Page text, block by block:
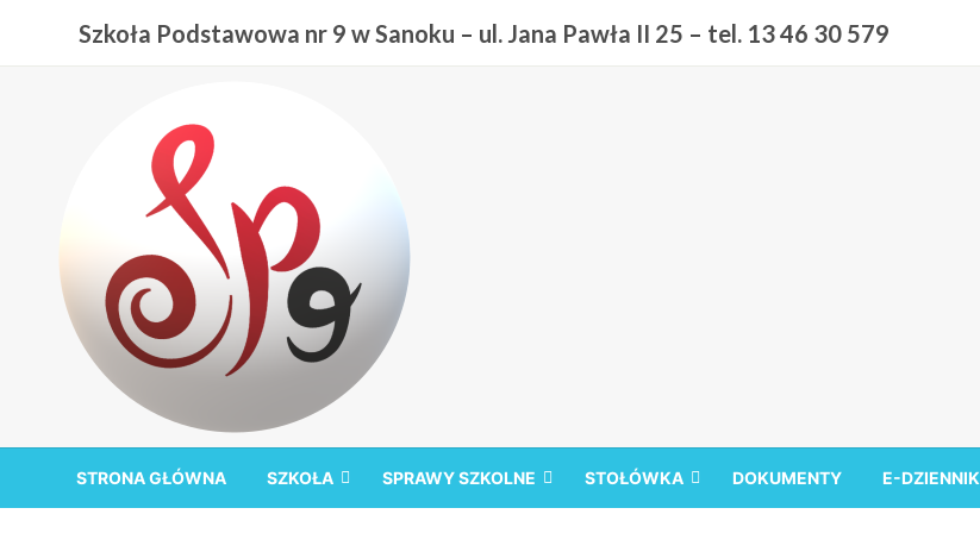
treści
Szkoła Podstawowa nr 9 w Sanoku – ul. Jana Pawła II 25 – tel. 13 46 30 579
Szkoła Podstawowa nr 9 w Sanoku
STRONA GŁÓWNA SZKOŁA SPRAWY SZKOLNE STOŁÓWKA DOKUMENTY E-DZIENNIK